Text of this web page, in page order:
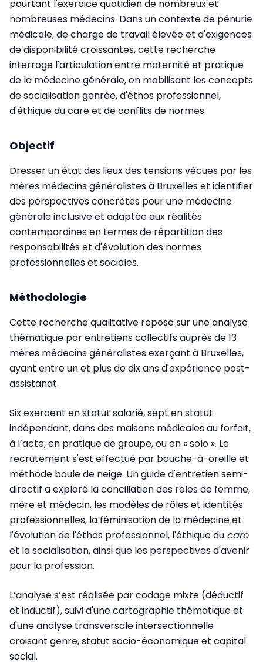
pourtant l'exercice quotidien de nombreux et
nombreuses médecins. Dans un contexte de pénurie
médicale, de charge de travail élevée et d'exigences
de disponibilité croissantes, cette recherche
interroge l'articulation entre maternité et pratique
de la médecine générale, en mobilisant les concepts
de socialisation genrée, d'éthos professionnel,
d'éthique du care et de conflits de normes.
Objectif
Dresser un état des lieux des tensions vécues par les
mères médecins généralistes à Bruxelles et identifier
des perspectives concrètes pour une médecine
générale inclusive et adaptée aux réalités
contemporaines en termes de répartition des
responsabilités et d'évolution des normes
professionnelles et sociales.
Méthodologie
Cette recherche qualitative repose sur une analyse
thématique par entretiens collectifs auprès de 13
mères médecins généralistes exerçant à Bruxelles,
ayant entre un et plus de dix ans d'expérience post-
assistanat.
Six exercent en statut salarié, sept en statut
indépendant, dans des maisons médicales au forfait,
à l’acte, en pratique de groupe, ou en « solo ». Le
recrutement s'est effectué par bouche-à-oreille et
méthode boule de neige. Un guide d'entretien semi-
directif a exploré la conciliation des rôles de femme,
mère et médecin, les modèles de rôles et identités
professionnelles, la féminisation de la médecine et
l'évolution de l'éthos professionnel, l'éthique du care
et la socialisation, ainsi que les perspectives d'avenir
pour la profession.
L’analyse s’est réalisée par codage mixte (déductif
et inductif), suivi d'une cartographie thématique et
d'une analyse transversale intersectionnelle
croisant genre, statut socio-économique et capital
social.